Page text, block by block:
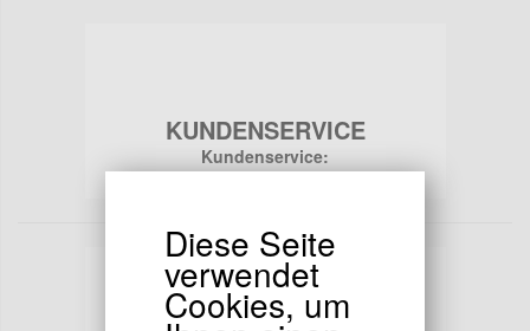
KUNDENSERVICE
Kundenservice:
Diese Seite
verwendet
Cookies, um